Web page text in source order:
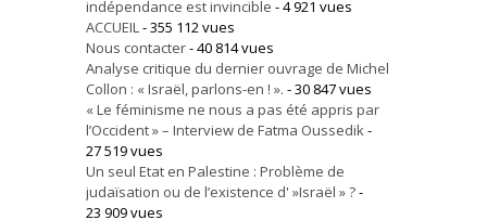
indépendance est invincible - 4 921 vues
ACCUEIL- 355 112 vues
Nous contacter- 40 814 vues
Analyse critique du dernier ouvrage de Michel
Collon : « Israël, parlons-en ! ». - 30 847 vues
« Le féminisme ne nous a pas été appris par
l’Occident » – Interview de Fatma Oussedik-
27 519 vues
Un seul Etat en Palestine : Problème de
judaïsation ou de l’existence d' »Israël » ?-
23 909 vues